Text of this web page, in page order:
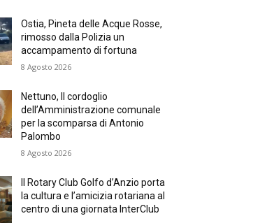
Ostia, Pineta delle Acque Rosse,
rimosso dalla Polizia un
accampamento di fortuna
8 Agosto 2026
Nettuno, Il cordoglio
dell’Amministrazione comunale
per la scomparsa di Antonio
Palombo
8 Agosto 2026
Il Rotary Club Golfo d’Anzio porta
la cultura e l’amicizia rotariana al
centro di una giornata InterClub